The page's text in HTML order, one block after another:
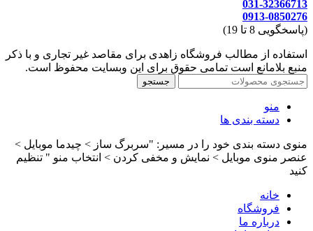
031-32366713
0913-0850276
(پاسخگویی 8 تا 19)
استفاده از مطالب فروشگاه زاهدی برای مقاصد غیر تجاری و با ذکر
منبع بلامانع است تمامی حقوق برای این وبسایت محفوظ است.
جستجو
منو
دسته بندی ها
منوی دسته بندی خود را در مسیر: "سربرگ ساز > چیدما موبایل >
عنصر منوی موبایل > نمایش و مخفی کردن > انتخاب منو " تنظیم
کنید
خانه
فروشگاه
درباره ما